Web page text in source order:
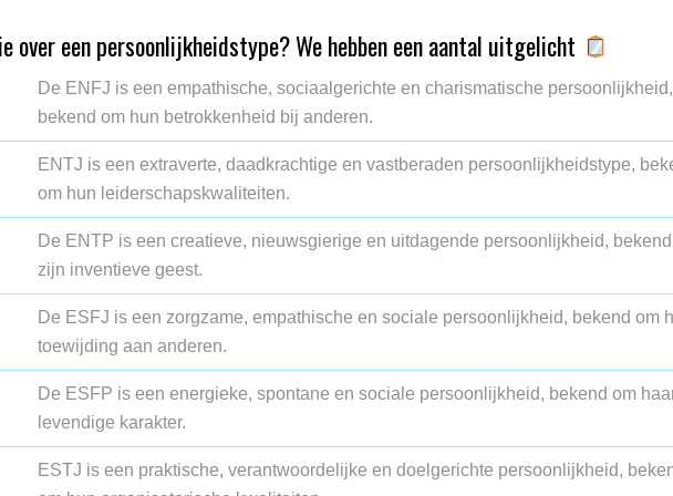
over een persoonlijkheidstype? We hebben een aantal uitgelicht
De ENFJ is een empathische, sociaalgerichte en charismatische persoonlijkheid,
bekend om hun betrokkenheid bij anderen.
ENTJ is een extraverte, daadkrachtige en vastberaden persoonlijkheidstype,
om hun leiderschapskwaliteiten.
De ENTP is een creatieve, nieuwsgierige en uitdagende persoonlijkheid,
zijn inventieve geest.
De ESFJ is een zorgzame, empathische en sociale persoonlijkheid, bekend om
toewijding aan anderen.
De ESFP is een energieke, spontane en sociale persoonlijkheid, bekend om
levendige karakter.
ESTJ is een praktische, verantwoordelijke en doelgerichte persoonlijkheid,